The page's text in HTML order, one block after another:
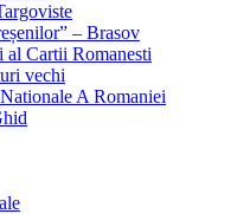
– Brasov
Cartii Romanesti
vechi
A Romaniei